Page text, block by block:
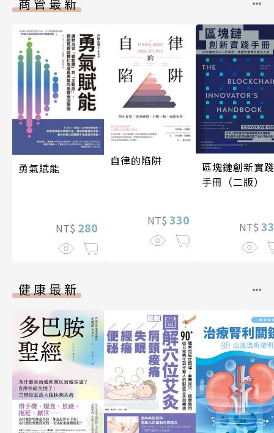
勇氣賦能
NT$ 280
自律的陷阱
NT$ 330
區塊鏈創新實踐
手冊（二版）
NT$
健康最新